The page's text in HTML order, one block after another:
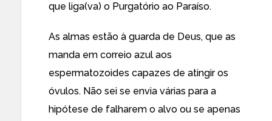
que liga(va) o Purgatório ao Paraíso.
As almas estão à guarda de Deus, que as
manda em correio azul aos
espermatozoides capazes de atingir os
óvulos. Não sei se envia várias para a
hipótese de falharem o alvo ou se apenas